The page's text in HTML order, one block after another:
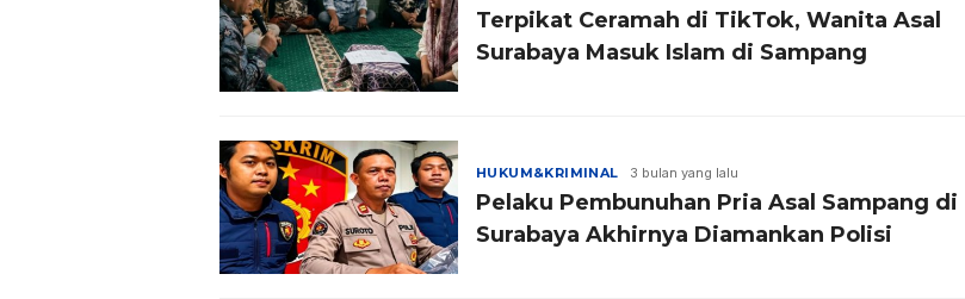
Terpikat Ceramah di TikTok, Wanita Asal
Surabaya Masuk Islam di Sampang
HUKUM&KRIMINAL 3 bulan yang lalu
Pelaku Pembunuhan Pria Asal Sampang di
Surabaya Akhirnya Diamankan Polisi